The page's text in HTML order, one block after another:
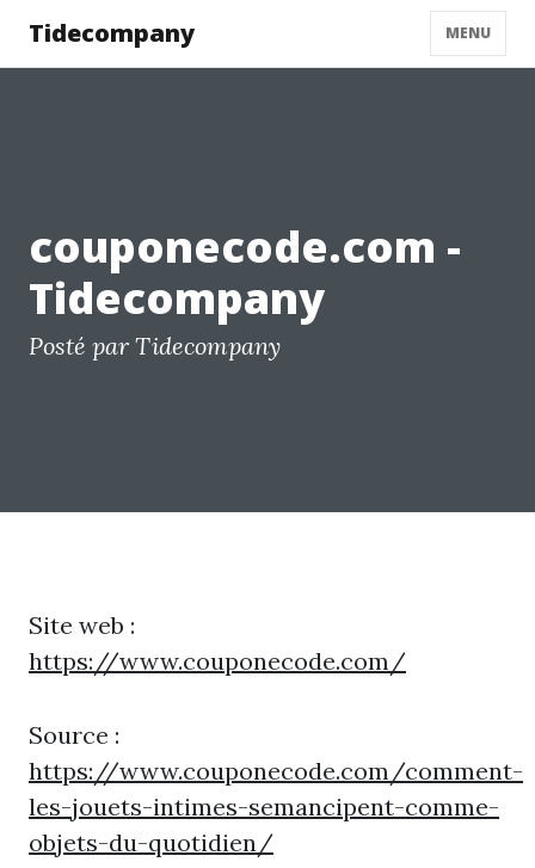
Tidecompany MENU
couponecode.com -
Tidecompany
Posté par Tidecompany
Site web :
https://www.couponecode.com/
Source :
https://www.couponecode.com/comment-
les-jouets-intimes-semancipent-comme-
objets-du-quotidien/